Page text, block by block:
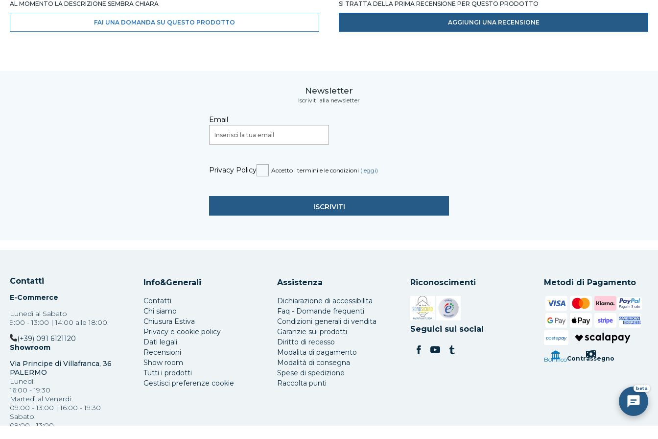
AL MOMENTO LA DESCRIZIONE SEMBRA CHIARA
FAI UNA DOMANDA SU QUESTO PRODOTTO
SI TRATTA DELLA PRIMA RECENSIONE PER QUESTO PRODOTTO
AGGIUNGI UNA RECENSIONE
Newsletter
Iscriviti alla newsletter
Email
Privacy Policy Accetto i termini e le condizioni (leggi)
Contatti
E-Commerce
Lunedì al Sabato
9:00 - 13:00 | 14:00 alle 18:00.
(+39) 091 6121120
Showroom
Via Principe di Villafranca, 36
PALERMO
Lunedì:
16:00 - 19:30
Martedì al Venerdi:
09:00 - 13:00 | 16:00 - 19:30
Sabato:
09:00 - 13:00
Info&Generali
Contatti
Chi siamo
Chiusura Estiva
Privacy e cookie policy
Dati legali
Recensioni
Show room
Tutti i prodotti
Gestisci preferenze cookie
Assistenza
Dichiarazione di accessibilita
Faq - Domande frequenti
Condizioni generali di vendita
Garanzie sui prodotti
Diritto di recesso
Modalita di pagamento
Modalità di consegna
Spese di spedizione
Raccolta punti
Riconoscimenti
Si apre in una nuova scheda
Si apre in una nuova scheda
Seguici sui social
Metodi di Pagamento
postepay
BonificoContrassegno
beta